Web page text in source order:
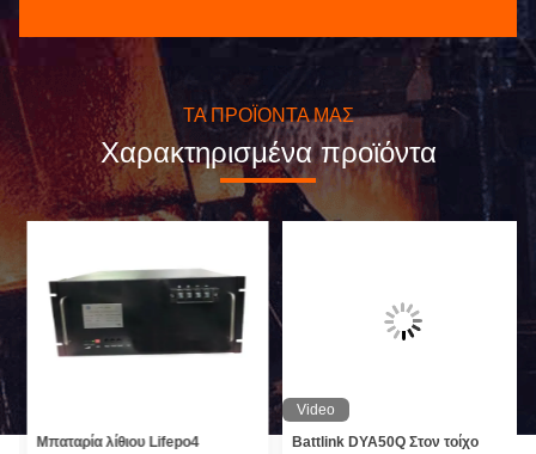
ΤΑ ΠΡΟΪΌΝΤΑ ΜΑΣ
Χαρακτηρισμένα προϊόντα
Μπαταρία λίθιου Lifepo4
Video
Battlink DYA50Q Στον τοίχο